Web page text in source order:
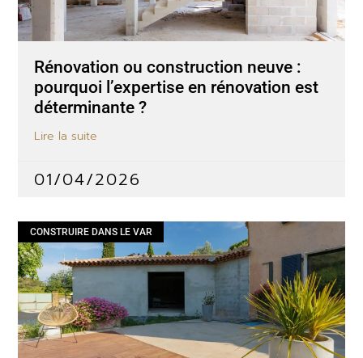
Rénovation ou construction neuve :
pourquoi l’expertise en rénovation est
déterminante ?
Lire la suite
01/04/2026
CONSTRUIRE DANS LE VAR